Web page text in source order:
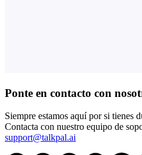
Ponte en contacto con
Siempre estamos aquí por si tienes
Contacta con nuestro equipo de
support@talkpal.ai